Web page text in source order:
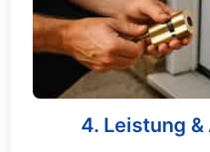
4. Leistung